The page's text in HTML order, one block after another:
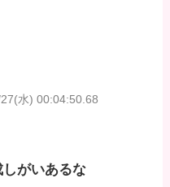
水) 00:04:50.68
がいあるな